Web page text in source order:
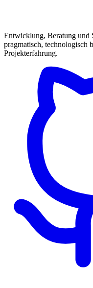
Entwicklung, Beratung
pragmatisch, technologisch
Projekterfahrung.